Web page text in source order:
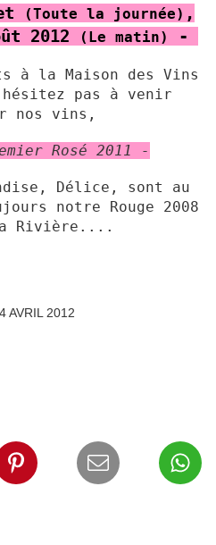
(Toute la journée) ,
2012
(Le matin) -
à la Maison des Vins
pas à venir
nos vins,
Rosé 2011 -
Délice, sont au
notre Rouge 2008
Rivière....